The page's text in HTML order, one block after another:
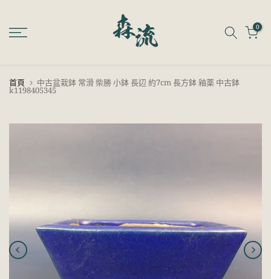
至
內
0
首頁 中古盆栽鉢 常滑 柴勝 小鉢 長辺 約7cm 長方鉢 釉薬 中古鉢
k1198405345